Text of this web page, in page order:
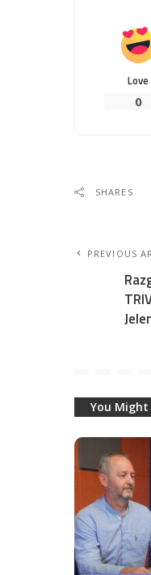
Love
0
SHARES
PREVIOUS
You Might